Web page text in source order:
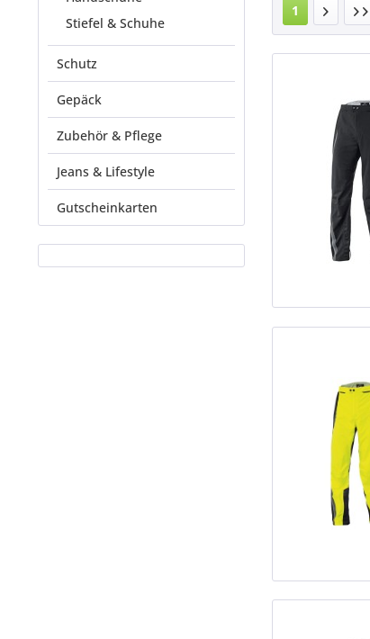
Stiefel & Schuhe
Schutz
Gepäck
Zubehör & Pflege
Jeans & Lifestyle
Gutscheinkarten
1